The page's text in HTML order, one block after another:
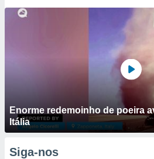
Enorme redemoinho de poeira
Itália
Siga-nos